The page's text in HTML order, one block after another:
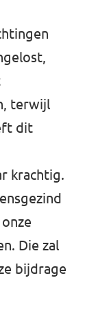
terwijl
dit
krachtig.
Die zal
bijdrage